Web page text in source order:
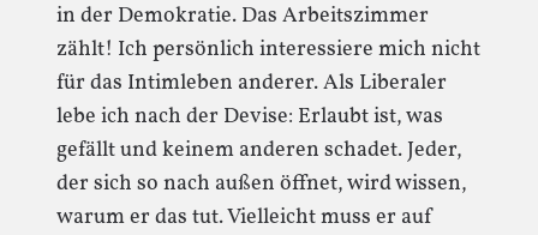
in der Demokratie. Das Arbeitszimmer
zählt! Ich persönlich interessiere mich nicht
für das Intimleben anderer. Als Liberaler
lebe ich nach der Devise: Erlaubt ist, was
gefällt und keinem anderen schadet. Jeder,
der sich so nach außen öffnet, wird wissen,
warum er das tut. Vielleicht muss er auf